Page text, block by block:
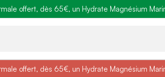
: Profitez de-25% + Livraison offerte
BRADERIE :-40% sur une
offert, dès 65€, un Hydrate Magnésium
: Profitez de-25% + Livraison offerte
Braderie :-40% sur une
offert, dès 65€, un Hydrate Magnésium